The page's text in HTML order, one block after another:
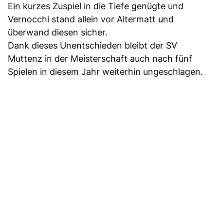
Ein kurzes Zuspiel in die Tiefe genügte und
Vernocchi stand allein vor Altermatt und
überwand diesen sicher.
Dank dieses Unentschieden bleibt der SV
Muttenz in der Meisterschaft auch nach fünf
Spielen in diesem Jahr weiterhin ungeschlagen.